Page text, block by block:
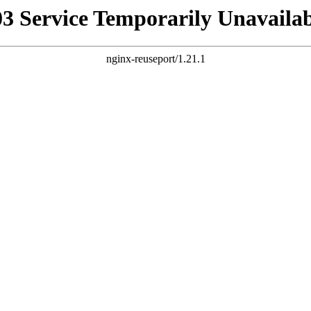
Service Temporarily
nginx-reuseport/1.21.1